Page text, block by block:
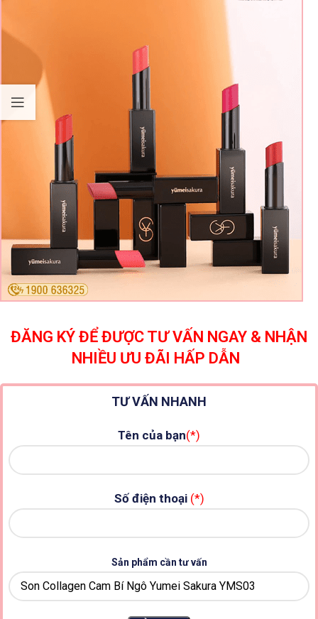
ĐĂNG KÝ ĐỂ ĐƯỢC TƯ VẤN NGAY & NHẬN
NHIỀU ƯU ĐÃI HẤP DẪN
TƯ VẤN NHANH
Tên của bạn(*)
Số điện thoại (*)
Sản phẩm cần tư vấn